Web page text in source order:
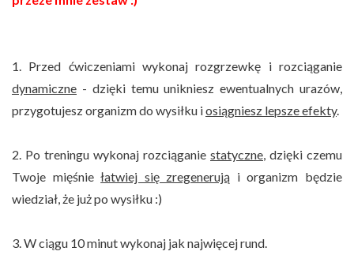
1. Przed ćwiczeniami wykonaj rozgrzewkę i rozciąganie
dynamiczne - dzięki temu unikniesz ewentualnych urazów,
przygotujesz organizm do wysiłku iosiągniesz lepsze efekty.
2. Po treningu wykonaj rozciąganie statyczne, dzięki czemu
Twoje mięśniełatwiej się zregenerują i organizm będzie
wiedział, że już po wysiłku :)
3. W ciągu 10 minut wykonaj jak najwięcej rund.